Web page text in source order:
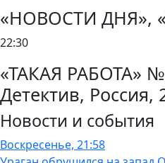
«НОВОСТИ ДНЯ»,
22:30
«ТАКАЯ РАБОТА»
Детектив, Россия,
Новости и события
Воскресенье, 21:58